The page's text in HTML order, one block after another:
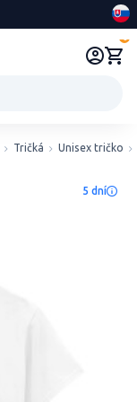
Tričká Unisex tričko
5 dní